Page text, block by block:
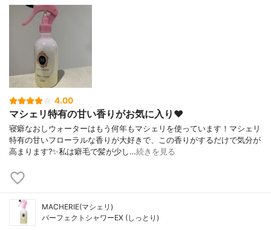
4.00
マシェリ特有の甘い香りがお気に入り❤️
寝癖なおしウォーターはもう何年もマシェリを使っています！マシェリ
特有の甘いフローラルな香りが大好きで、この香りがするだけで気分が
高まります?✨私は癖毛で髪が少し…続きを見る
MACHERIE(マシェリ)
パーフェクトシャワーEX (しっとり)